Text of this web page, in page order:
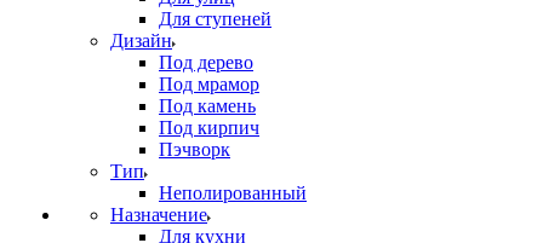
Для ступеней
Дизайн
Под дерево
Под мрамор
Под камень
Под кирпич
Пэчворк
Тип
Неполированный
Назначение
Для кухни